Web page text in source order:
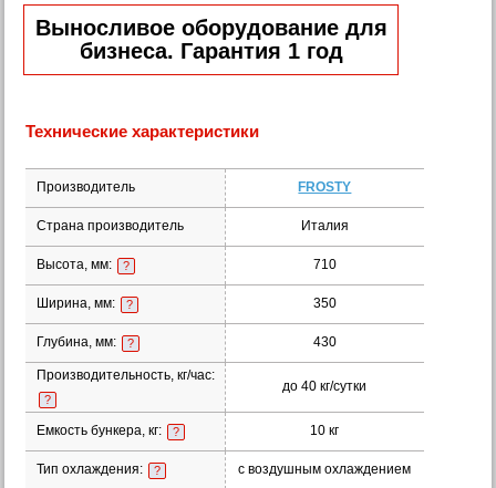
Выносливое оборудование для
бизнеса. Гарантия 1 год
Технические характеристики
Производитель FROSTY
Страна производитель Италия
Высота, мм: ? 710
Ширина, мм: ? 350
Глубина, мм: ? 430
Производительность, кг/час:
?
до 40 кг/сутки
Емкость бункера, кг: ? 10 кг
Тип охлаждения: ? с воздушным охлаждением